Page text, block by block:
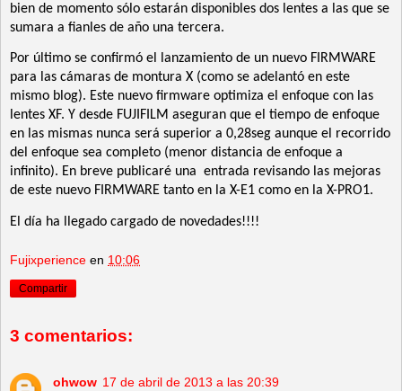
bien de momento sólo estarán disponibles dos lentes a las que se
sumara a fianles de año una tercera.
Por último se confirmó el lanzamiento de un nuevo FIRMWARE
para las cámaras de montura X (como se adelantó en este
mismo blog). Este nuevo firmware optimiza el enfoque con las
lentes XF. Y desde FUJIFILM aseguran que el tiempo de enfoque
en las mismas nunca será superior a 0,28seg aunque el recorrido
del enfoque sea completo (menor distancia de enfoque a
infinito). En breve publicaré una entrada revisando las mejoras
de este nuevo FIRMWARE tanto en la X-E1 como en la X-PRO1.
El día ha llegado cargado de novedades!!!!
Fujixperience en 10:06
Compartir
3 comentarios:
ohwow 17 de abril de 2013 a las 20:39